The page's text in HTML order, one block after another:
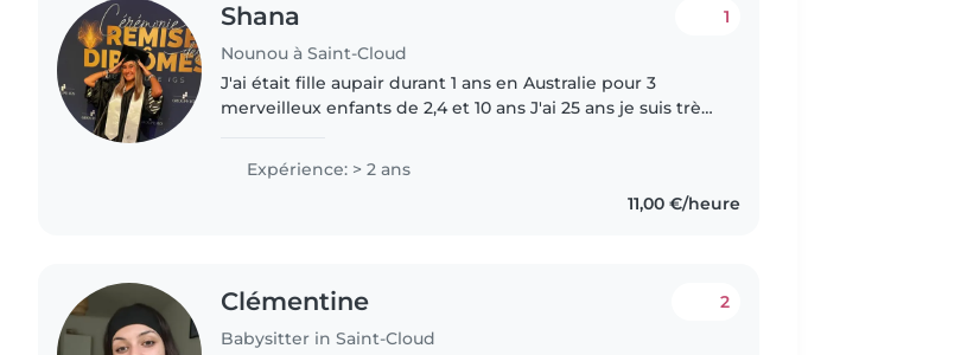
Shana
Nounou à Saint-Cloud
1
J'ai était fille aupair durant 1 ans en Australie pour 3
merveilleux enfants de 2,4 et 10 ans J'ai 25 ans je suis très
Expérience: > 2 ans
11,00 €/heure
Clémentine
Babysitter in Saint-Cloud
2